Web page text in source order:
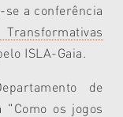
se a conferência
ISLA-Gaia.
de
os jogos